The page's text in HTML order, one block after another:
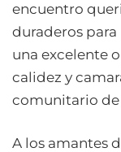
encuentro
duraderos para
una excelente
calidez y
comunitario de
A los amantes